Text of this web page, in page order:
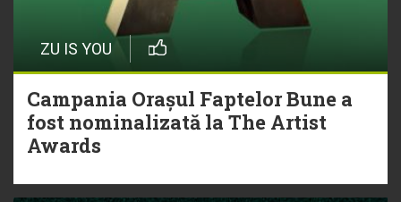
ZU IS YOU
Campania Orașul Faptelor Bune a
fost nominalizată la The Artist
Awards